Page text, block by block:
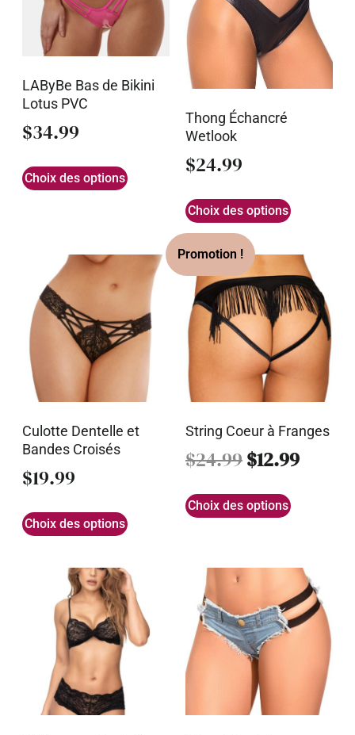
LAByBe Bas de Bikini
Lotus PVC
$34.99
Choix des options
Thong Échancré
Wetlook
$24.99
Choix des options
Culotte Dentelle et
Bandes Croisés
$19.99
Choix des options
String Coeur à Franges
$24.99$12.99
Choix des options